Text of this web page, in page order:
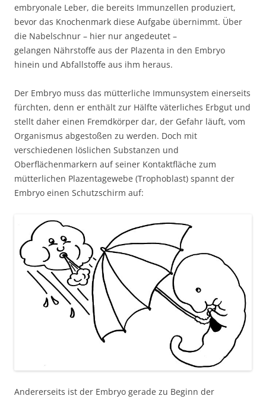
embryonale Leber, die bereits Immunzellen produziert,
bevor das Knochenmark diese Aufgabe übernimmt. Über
die Nabelschnur – hier nur angedeutet –
gelangen Nährstoffe aus der Plazenta in den Embryo
hinein und Abfallstoffe aus ihm heraus.
Der Embryo muss das mütterliche Immunsystem einerseits
fürchten, denn er enthält zur Hälfte väterliches Erbgut und
stellt daher einen Fremdkörper dar, der Gefahr läuft, vom
Organismus abgestoßen zu werden. Doch mit
verschiedenen löslichen Substanzen und
Oberflächenmarkern auf seiner Kontaktfläche zum
mütterlichen Plazentagewebe (Trophoblast) spannt der
Embryo einen Schutzschirm auf:
Andererseits ist der Embryo gerade zu Beginn der